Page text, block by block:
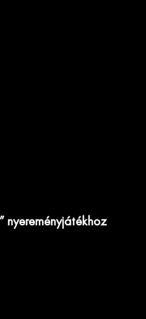
nyereményjátékhoz